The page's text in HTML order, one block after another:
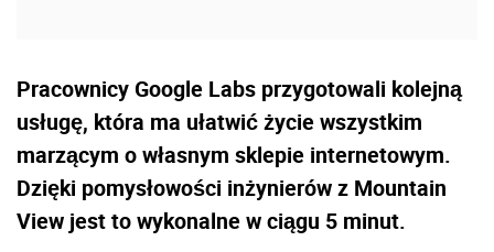
Pracownicy Google Labs przygotowali kolejną
usługę, która ma ułatwić życie wszystkim
marzącym o własnym sklepie internetowym.
Dzięki pomysłowości inżynierów z Mountain
View jest to wykonalne w ciągu 5 minut.